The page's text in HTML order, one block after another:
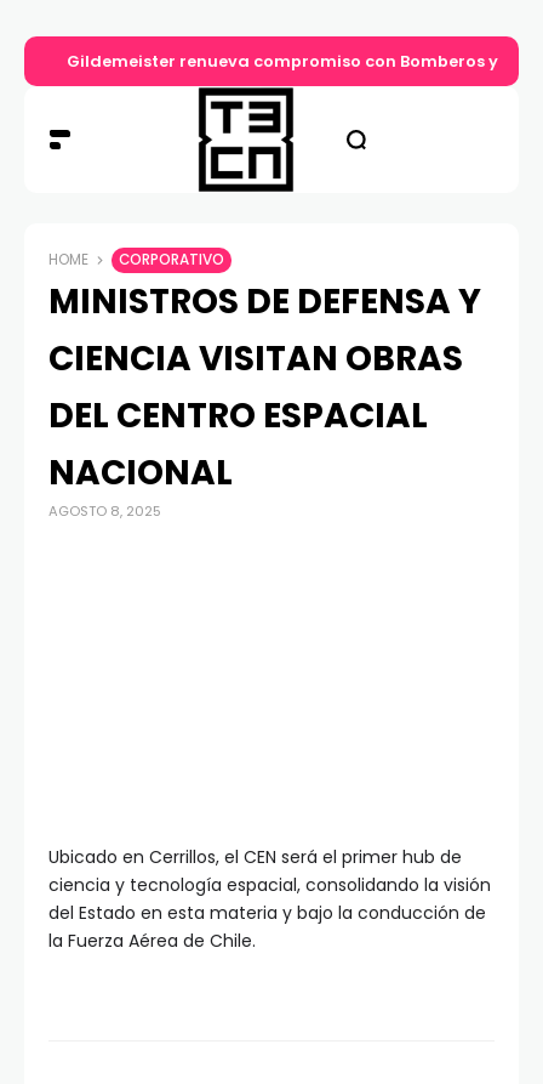
Gildemeister renueva compromiso con Bomberos y
HOME CORPORATIVO
MINISTROS DE DEFENSA Y
CIENCIA VISITAN OBRAS
DEL CENTRO ESPACIAL
NACIONAL
AGOSTO 8, 2025
Ubicado en Cerrillos, el CEN será el primer hub de
ciencia y tecnología espacial, consolidando la visión
del Estado en esta materia y bajo la conducción de
la Fuerza Aérea de Chile.